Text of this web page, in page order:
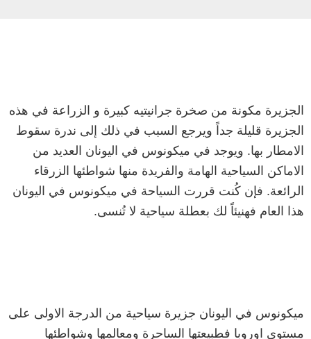
الجزيرة مكونة من صخرة جرانيتيه كبيرة و الزراعة في هذه
الجزيرة قليلة جداً ويرجع السبب في ذلك إلى ندرة سقوط
الامطار بها. ويوجد في ميكونوس في اليونان العديد من
الاماكن السياحية الهامة والفريدة منها شواطئها الزرقاء
الرائعة. فإن كُنت قررت السياحة في ميكونوس في اليونان
هذا العام فهنيئاً لك بعطلة سياحية لا تُنسى.
ميكونوس في اليونان جزيرة سياحية من الدرجة الاولى على
مستوى اوروبا فطبيعتها الساحرة ومعالمها وشواطئها